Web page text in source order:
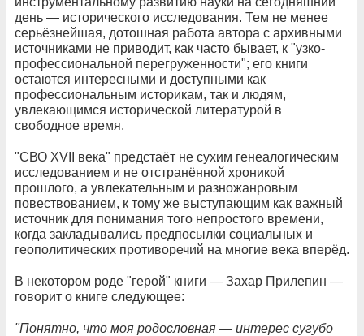
день — исторического исследования. Тем не менее
серьёзнейшая, дотошная работа автора с архивными
источниками не приводит, как часто бывает, к "узко-
профессиональной перегруженности"; его книги
остаются интересными и доступными как
профессиональным историкам, так и людям,
увлекающимся исторической литературой в
свободное время.
"СВО XVII века" предстаёт не сухим генеалогическим
исследованием и не отстранённой хроникой
прошлого, а увлекательным и разножанровым
повествованием, к тому же выступающим как важный
источник для понимания того непростого времени,
когда закладывались предпосылки социальных и
геополитических противоречий на многие века вперёд.
В некотором роде "герой" книги — Захар Прилепин —
говорит о книге следующее:
"Понятно, что моя родословная — интерес сугубо